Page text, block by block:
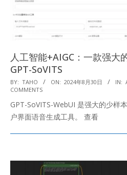
人工智能+AIGC：一款强
GPT-SoVITS
2024-
08-
30
BY: TAHO ON: 2024年8月30日 IN:
COMMENTS
GPT-SoVITS-WebUI 是强大的少样
户界面语音生成工具。 查看